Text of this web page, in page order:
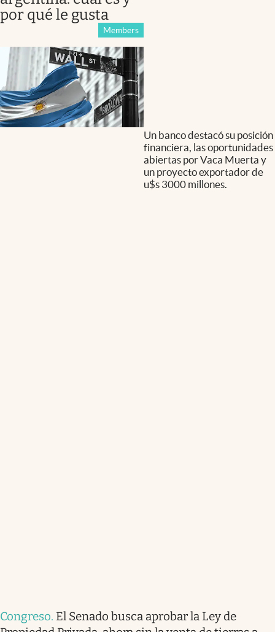
por qué le gusta
Members
Un banco destacó su posición
financiera, las oportunidades
abiertas por Vaca Muerta y
un proyecto exportador de
u$s 3000 millones.
Congreso. El Senado busca aprobar la Ley de